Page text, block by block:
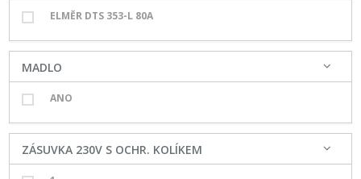
ELMĚR DTS 353-L 80A
MADLO
ANO
ZÁSUVKA 230V S OCHR. KOLÍKEM